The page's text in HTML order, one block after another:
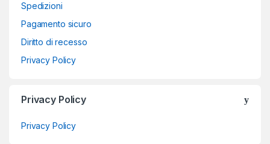
Spedizioni
Pagamento sicuro
Diritto di recesso
Privacy Policy
Privacy Policy
Privacy Policy